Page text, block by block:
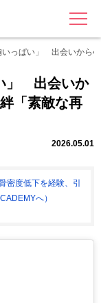
MENU
いっぱい」 出会いから4
」 出会いか
「素敵な再
2026.05.01
密度低下を経験、引
へ）